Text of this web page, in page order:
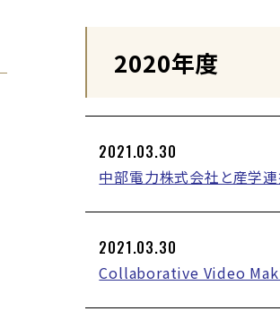
2020年度
2021.03.30
中部電力株式会社と産学
2021.03.30
Collaborative Video